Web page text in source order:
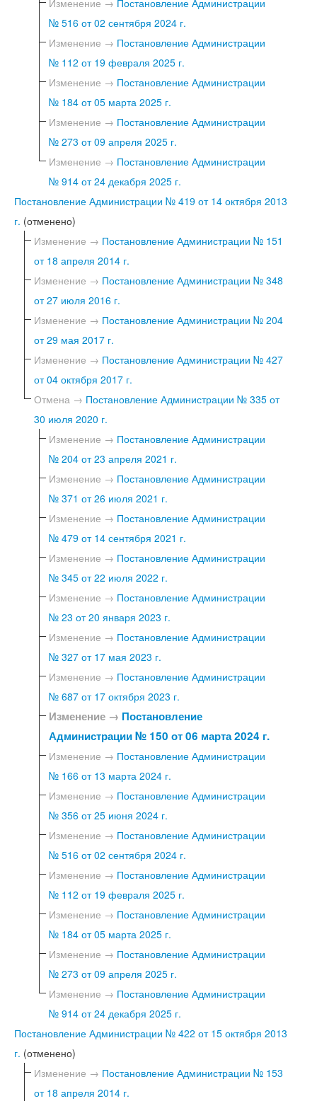
№ 516 от 02 сентября 2024 г.
Изменение → Постановление Администрации
№ 112 от 19 февраля 2025 г.
Изменение → Постановление Администрации
№ 184 от 05 марта 2025 г.
Изменение → Постановление Администрации
№ 273 от 09 апреля 2025 г.
Изменение → Постановление Администрации
№ 914 от 24 декабря 2025 г.
Постановление Администрации № 419 от 14 октября 2013
г. (отменено)
Изменение → Постановление Администрации № 151
от 18 апреля 2014 г.
Изменение → Постановление Администрации № 348
от 27 июля 2016 г.
Изменение → Постановление Администрации № 204
от 29 мая 2017 г.
Изменение → Постановление Администрации № 427
от 04 октября 2017 г.
Отмена → Постановление Администрации № 335 от
30 июля 2020 г.
Изменение → Постановление Администрации
№ 204 от 23 апреля 2021 г.
Изменение → Постановление Администрации
№ 371 от 26 июля 2021 г.
Изменение → Постановление Администрации
№ 479 от 14 сентября 2021 г.
Изменение → Постановление Администрации
№ 345 от 22 июля 2022 г.
Изменение → Постановление Администрации
№ 23 от 20 января 2023 г.
Изменение → Постановление Администрации
№ 327 от 17 мая 2023 г.
Изменение → Постановление Администрации
№ 687 от 17 октября 2023 г.
Изменение → Постановление
Администрации № 150 от 06 марта 2024 г.
Изменение → Постановление Администрации
№ 166 от 13 марта 2024 г.
Изменение → Постановление Администрации
№ 356 от 25 июня 2024 г.
Изменение → Постановление Администрации
№ 516 от 02 сентября 2024 г.
Изменение → Постановление Администрации
№ 112 от 19 февраля 2025 г.
Изменение → Постановление Администрации
№ 184 от 05 марта 2025 г.
Изменение → Постановление Администрации
№ 273 от 09 апреля 2025 г.
Изменение → Постановление Администрации
№ 914 от 24 декабря 2025 г.
Постановление Администрации № 422 от 15 октября 2013
г. (отменено)
Изменение → Постановление Администрации № 153
от 18 апреля 2014 г.